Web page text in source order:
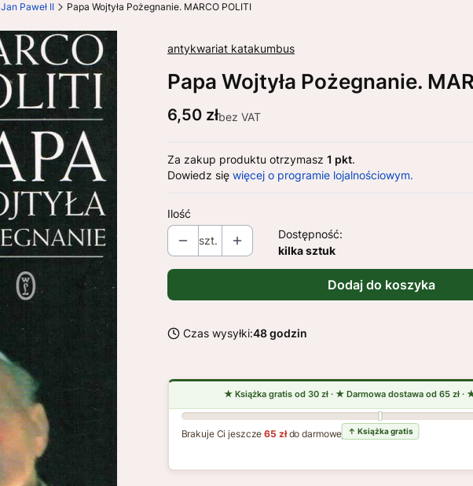
Jan Paweł II Papa Wojtyła Pożegnanie. MARCO POLITI
antykwariat katakumbus
Papa Wojtyła Pożegnanie.
Cena
6,50 złbez VAT
Za zakup produktu otrzymasz 1 pkt.
Dowiedz się więcej o programie lojalnościowym.
Ilość
szt.
Dostępność:
kilka sztuk
Dodaj do koszyka
Czas wysyłki:48 godzin
Brakuje Ci jeszcze65 złdo darmowej dostawy